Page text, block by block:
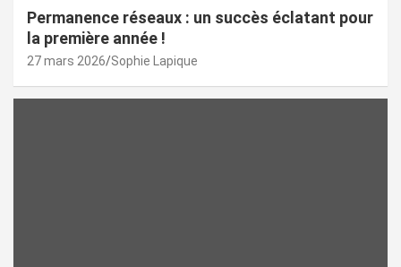
Permanence réseaux : un succès éclatant pour
la première année !
27 mars 2026 Sophie Lapique